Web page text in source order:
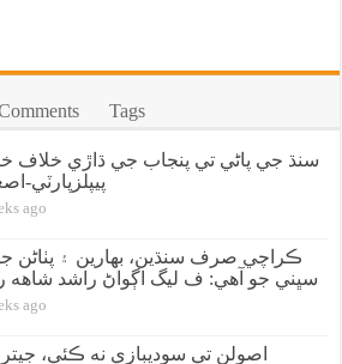
Tags
سنڌ جي پاڻي تي پنجاب جي ڌاڙي خلاف
پيپلزپارٽي-
ago
ڪراچي صرف سنڌين، بهارين ۽ پٺاڻن جو
سڀني جو آهي: ف ليگ اڳواڻ راشد شاهه
ago